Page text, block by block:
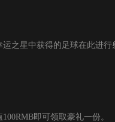
之星中获得的足球在此进
即可领取豪礼一份。